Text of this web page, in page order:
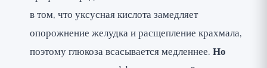
в том, что уксусная кислота замедляет
опорожнение желудка и расщепление крахмала,
поэтому глюкоза всасывается медленнее. Но